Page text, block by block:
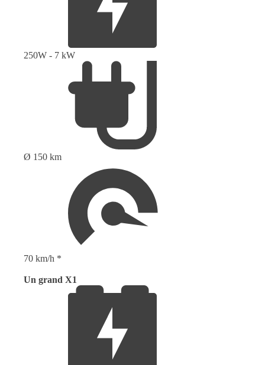
250W - 7 kW
Ø 150 km
70 km/h *
Un grand X1